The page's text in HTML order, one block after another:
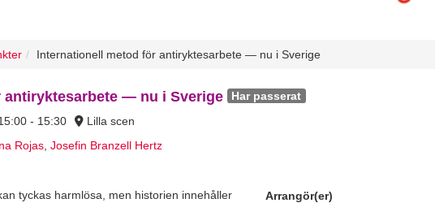
Internationell metod för antiryktesarbete — nu i Sverige
antiryktesarbete — nu i Sverige Har passerat
- 15:30
Lilla scen
Rojas, Josefin Branzell Hertz
tyckas harmlösa, men historien innehåller
Arrangör(er)